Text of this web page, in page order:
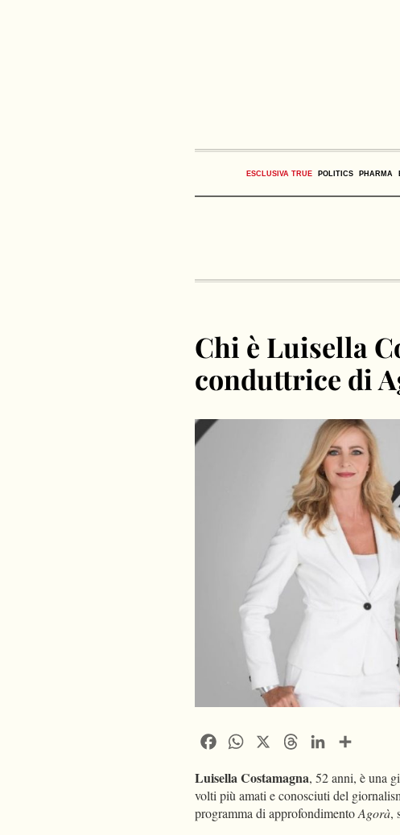
ESCLUSIVA TRUE POLITICS PHARMA
Chi è Luisella
conduttrice di
FacebookWhatsApp ThreadsLinkedIn
Luisella Costamagna, 52 anni, è una
volti più amati e conosciuti del
programma di approfondimentoAgorà,